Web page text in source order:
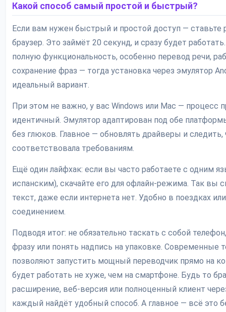
Какой способ самый простой и быстрый?
Если вам нужен быстрый и простой доступ — ставьте
браузер. Это займёт 20 секунд, и сразу будет
полную функциональность, особенно перевод речи,
сохранение фраз — тогда установка через эмулятор
идеальный вариант.
При этом не важно, у вас Windows или Mac — процесс
идентичный. Эмулятор адаптирован под обе
без глюков. Главное — обновлять драйверы и
соответствовала требованиям.
Ещё один лайфхак: если вы часто работаете с одним
испанским), скачайте его для офлайн-режима. Так вы
текст, даже если интернета нет. Удобно в поездках
соединением.
Подводя итог: не обязательно таскать с собой
фразу или понять надпись на упаковке. Современные
позволяют запустить мощный переводчик прямо на
будет работать не хуже, чем на смартфоне. Будь то
расширение, веб-версия или полноценный клиент
каждый найдёт удобный способ. А главное — всё это